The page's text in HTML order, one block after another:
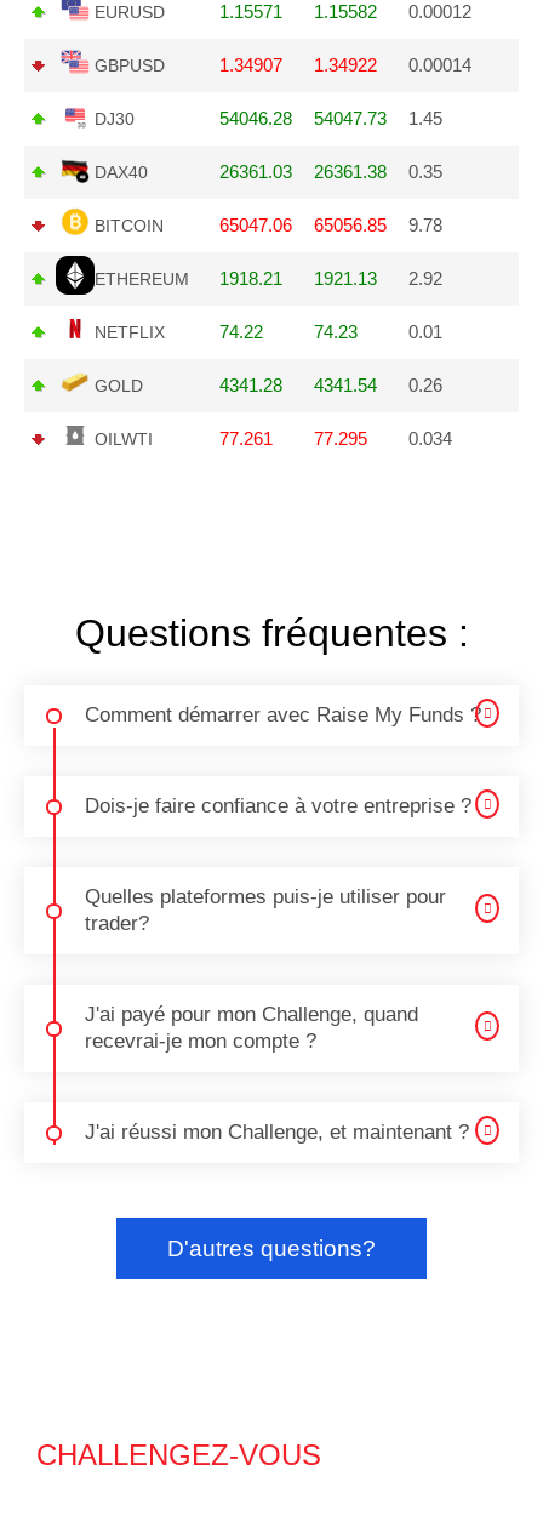
EURUSD 1.15571 1.15582 0.00012
GBPUSD 1.34907 1.34922 0.00014
DJ30 54046.28 54047.73 1.45
DAX40 26361.03 26361.38 0.35
BITCOIN 65047.06 65056.85 9.78
ETHEREUM 1918.21 1921.13 2.92
NETFLIX 74.22 74.23 0.01
GOLD 4341.28 4341.54 0.26
OILWTI 77.261 77.295 0.034
Questions fréquentes :
Comment démarrer avec Raise My Funds ?
Dois-je faire confiance à votre entreprise ?
Quelles plateformes puis-je utiliser pour
trader?
J'ai payé pour mon Challenge, quand
recevrai-je mon compte ?
J'ai réussi mon Challenge, et maintenant ?
D'autres questions?
CHALLENGEZ-VOUS